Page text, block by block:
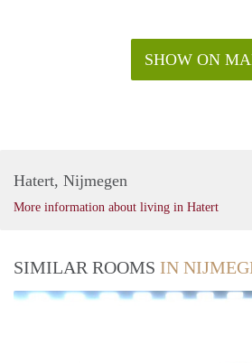
SHOW ON
Hatert, Nijmegen
More information about living in Hatert
SIMILAR ROOMS IN